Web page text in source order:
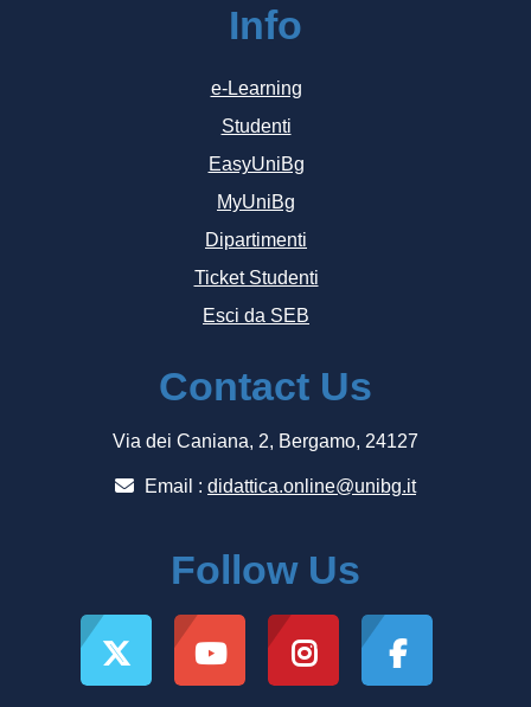
Info
e-Learning
Studenti
EasyUniBg
MyUniBg
Dipartimenti
Ticket Studenti
Esci da SEB
Contact Us
Via dei Caniana, 2, Bergamo, 24127
Email : didattica.online@unibg.it
Follow Us